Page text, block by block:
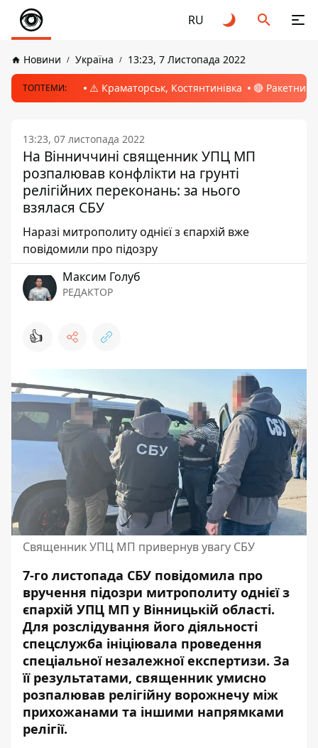
RU
Новини Україна 13:23, 7 Листопада 2022
ТОПТЕМИ: ⚠️ Краматорськ, Костянтинівка 🔴 Ракетний
13:23, 07 листопада 2022
На Вінниччині священник УПЦ МП
розпалював конфлікти на грунті
релігійних переконань: за нього
взялася СБУ
Наразі митрополиту однієї з єпархій вже
повідомили про підозру
Максим Голуб
РЕДАКТОР
👍
Священник УПЦ МП привернув увагу СБУ
7-го листопада СБУ повідомила про
вручення підозри митрополиту однієї з
єпархій УПЦ МП у Вінницькій області.
Для розслідування його діяльності
спецслужба ініціювала проведення
спеціальної незалежної експертизи. За
її результатами, священник умисно
розпалював релігійну ворожнечу між
прихожанами та іншими напрямками
релігії.